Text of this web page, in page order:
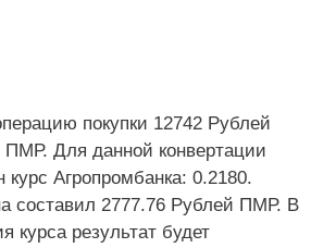
покупки 12742 Рублей
ПМР. Для данной конвертации
курс Агропромбанка: 0.2180.
составил 2777.76 Рублей ПМР. В
курса результат будет